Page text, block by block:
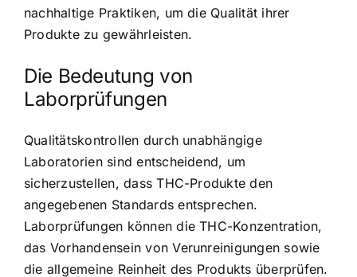
nachhaltige Praktiken, um die Qualität ihrer
Produkte zu gewährleisten.
Die Bedeutung von
Laborprüfungen
Qualitätskontrollen durch unabhängige
Laboratorien sind entscheidend, um
sicherzustellen, dass THC-Produkte den
angegebenen Standards entsprechen.
Laborprüfungen können die THC-Konzentration,
das Vorhandensein von Verunreinigungen sowie
die allgemeine Reinheit des Produkts überprüfen.